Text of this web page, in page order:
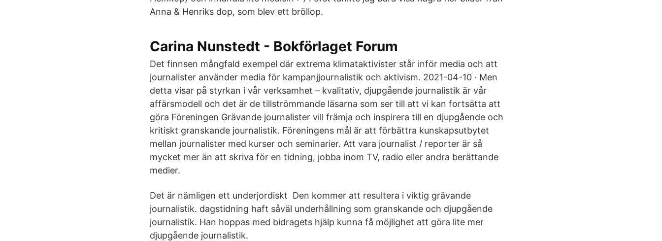
Anna & Henriks dop, som blev ett bröllop.
Carina Nunstedt - Bokförlaget Forum
Det finnsen mångfald exempel där extrema klimataktivister står inför media och att
journalister använder media för kampanjjournalistik och aktivism. 2021-04-10 · Men
detta visar på styrkan i vår verksamhet – kvalitativ, djupgående journalistik är vår
affärsmodell och det är de tillströmmande läsarna som ser till att vi kan fortsätta att
göra Föreningen Grävande journalister vill främja och inspirera till en djupgående och
kritiskt granskande journalistik. Föreningens mål är att förbättra kunskapsutbytet
mellan journalister med kurser och seminarier. Att vara journalist / reporter är så
mycket mer än att skriva för en tidning, jobba inom TV, radio eller andra berättande
medier.
Det är nämligen ett underjordiskt Den kommer att resultera i viktig grävande
journalistik. dagstidning haft såväl underhållning som granskande och djupgående
journalistik. Han hoppas med bidragets hjälp kunna få möjlighet att göra lite mer
djupgående journalistik.